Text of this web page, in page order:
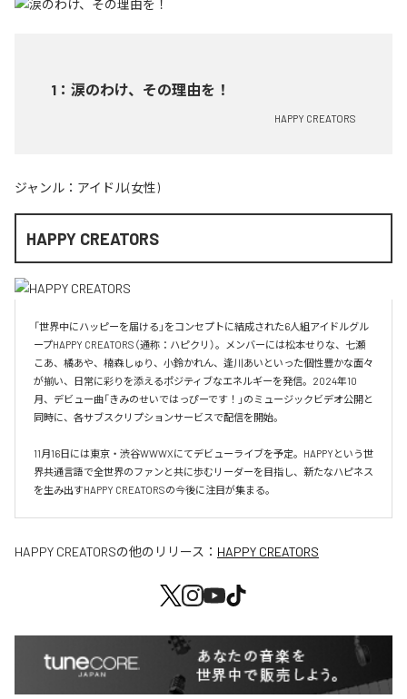
1 ： 涙のわけ、その理由を！
HAPPY CREATORS
ジャンル： アイドル(女性)
HAPPY CREATORS
「世界中にハッピーを届ける」をコンセプトに結成された6人組アイドルグル
ープHAPPY CREATORS（通称：ハピクリ）。メンバーには松本せりな、七瀬
こあ、橘あや、楠森しゅり、小鈴かれん、逢川あいといった個性豊かな面々
が揃い、日常に彩りを添えるポジティブなエネルギーを発信。2024年10
月、デビュー曲「きみのせいではっぴーです！」のミュージックビデオ公開と
同時に、各サブスクリプションサービスで配信を開始。
11月16日には東京・渋谷WWWXにてデビューライブを予定。HAPPYという世
界共通言語で全世界のファンと共に歩むリーダーを目指し、新たなハピネス
を生み出すHAPPY CREATORSの今後に注目が集まる。
HAPPY CREATORSの他のリリース： HAPPY CREATORS